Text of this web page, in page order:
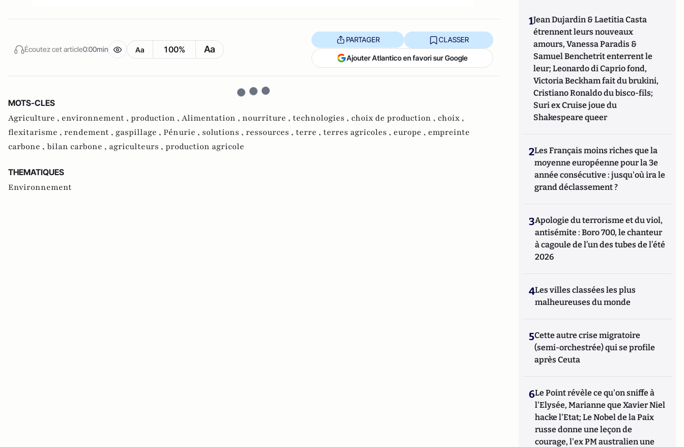
Écoutez cet article0:00min Aa 100% Aa
PARTAGER CLASSER
Ajouter Atlantico en favori sur Google
MOTS-CLES
Agriculture , environnement , production , Alimentation , nourriture , technologies , choix de production , choix ,
flexitarisme , rendement , gaspillage , Pénurie , solutions , ressources , terre , terres agricoles , europe , empreinte
carbone , bilan carbone , agriculteurs , production agricole
THEMATIQUES
Environnement
1Jean Dujardin & Laetitia Casta
étrennent leurs nouveaux
amours, Vanessa Paradis &
Samuel Benchetrit enterrent le
leur; Leonardo di Caprio fond,
Victoria Beckham fait du brukini,
Cristiano Ronaldo du bisco-fils;
Suri ex Cruise joue du
Shakespeare queer
2Les Français moins riches que la
moyenne européenne pour la 3e
année consécutive : jusqu'où ira le
grand déclassement ?
3Apologie du terrorisme et du viol,
antisémite : Boro 700, le chanteur
à cagoule de l’un des tubes de l’été
2026
4Les villes classées les plus
malheureuses du monde
5Cette autre crise migratoire
(semi-orchestrée) qui se profile
après Ceuta
6Le Point révèle ce qu'on sniffe à
l'Elysée, Marianne que Xavier Niel
hacke l'Etat; Le Nobel de la Paix
russe donne une leçon de
courage, l'ex PM australien une